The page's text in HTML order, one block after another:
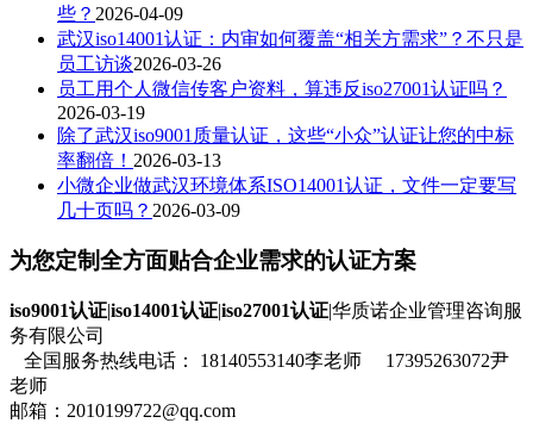
些？ 2026-04-09
武汉iso14001认证：内审如何覆盖“相关方需求”？不只是
员工访谈2026-03-26
员工用个人微信传客户资料，算违反iso27001认证吗？
2026-03-19
除了武汉iso9001质量认证，这些“小众”认证让您的中标
率翻倍！ 2026-03-13
小微企业做武汉环境体系ISO14001认证，文件一定要写
几十页吗？ 2026-03-09
为您定制全方面贴合企业需求的认证方案
iso9001认证|iso14001认证|iso27001认证|华质诺企业管理咨询服
务有限公司
全国服务热线电话： 18140553140李老师 17395263072尹
老师
邮箱：2010199722@qq.com